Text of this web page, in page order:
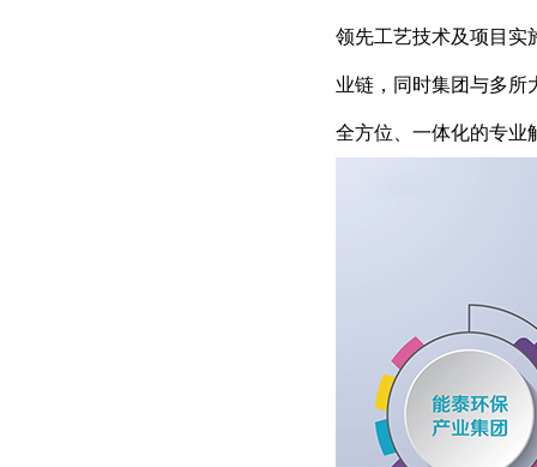
领先工艺技术及项目实
业链，同时集团与多所
全方位、一体化的专业